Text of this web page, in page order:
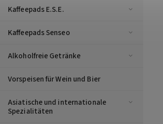
Kaffeepads E.S.E.
Kaffeepads Senseo
Alkoholfreie Getränke
Vorspeisen für Wein und Bier
Asiatische und internationale
Spezialitäten